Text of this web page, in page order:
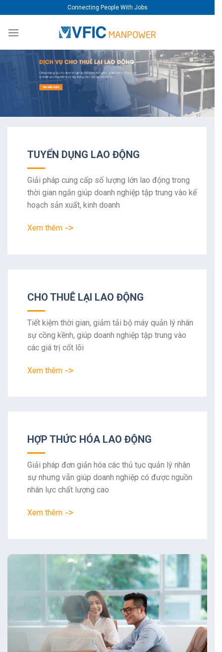
to
content
Connecting People With Jobs
TUYỂN DỤNG LAO ĐỘNG
Giải pháp cung cấp số lượng lớn lao động trong
thời gian ngắn giúp doanh nghiệp tập trung vào kế
hoạch sản xuất, kinh doanh
Xem thêm ->
CHO THUÊ LẠI LAO ĐỘNG
Tiết kiệm thời gian, giảm tải bộ máy quản lý nhân
sự cồng kềnh, giúp doanh nghiệp tập trung vào
các giá trị cốt lõi
Xem thêm ->
HỢP THỨC HÓA LAO ĐỘNG
Giải pháp đơn giản hóa các thủ tục quản lý nhân
sự nhưng vẫn giúp doanh nghiệp có được nguồn
nhân lực chất lượng cao
Xem thêm ->